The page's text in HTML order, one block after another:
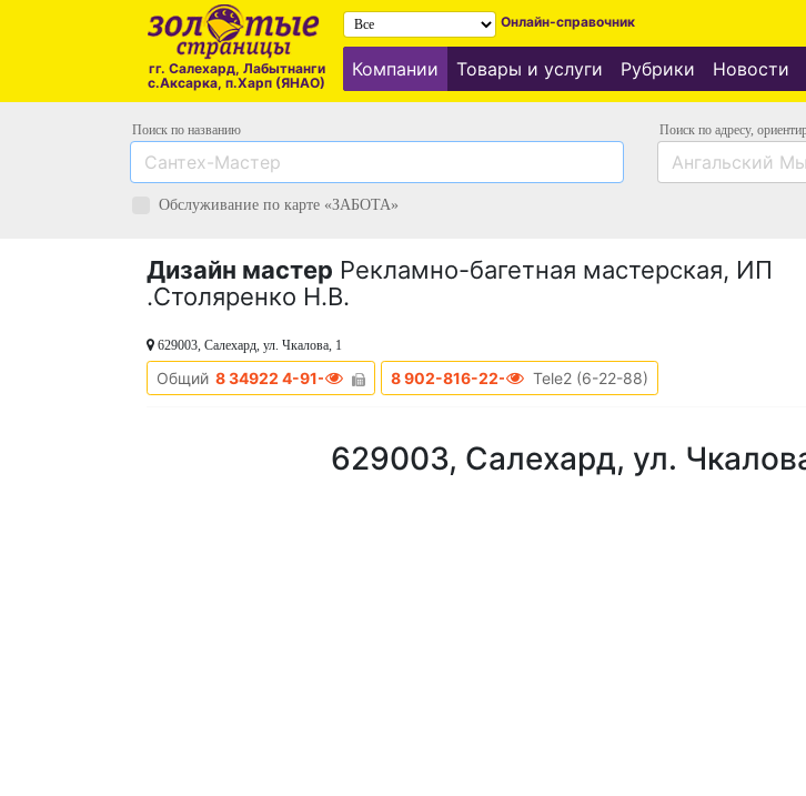
гг. Салехард, Лабытнанги
с.Аксарка, п.Харп (ЯНАО)
Онлайн-справочник
Компании Товары и услуги Рубрики Новости
Поиск по названию Поиск по адресу,
Обслуживание по карте «ЗАБОТА»
Дизайн мастер Рекламно-багетная мастерская, ИП
.Столяренко Н.В.
629003, Салехард, ул. Чкалова, 1
Общий 8 34922 4-91-94 8 902-816-22-88 Tele2 (6-22-88)
629003, Салехард, ул.